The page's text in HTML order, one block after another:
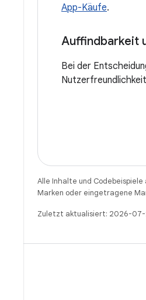
App-Käufe.
Auffindbarkeit
Bei der
Alle Inhalte und
Marken oder eingetragene
Zuletzt aktualisiert: 2026-07-